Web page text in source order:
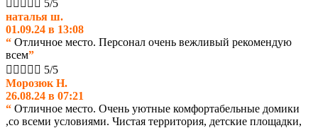
     5/5
наталья ш.
01.09.24 в 13:08
“ Отличное место. Персонал очень вежливый рекомендую
всем”
     5/5
Морозюк Н.
26.08.24 в 07:21
“ Отличное место. Очень уютные комфортабельные домики
,со всеми условиями. Чистая территория, детские площадки,